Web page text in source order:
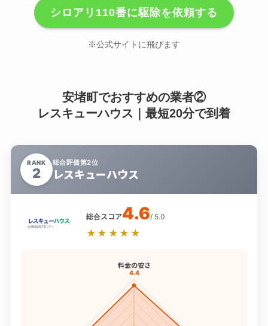
シロアリ110番に駆除を依頼する
※公式サイトに飛びます
安堵町でおすすめの業者②
レスキューハウス｜最短20分で到着
RANK
2
総合評価第2位
レスキューハウス
総合スコア4.6/ 5.0
★★★★★
料金の安さ
4.4